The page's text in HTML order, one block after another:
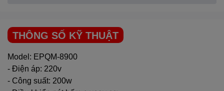
Dễ dàng vệ sinh và sửa chữa.
Máy làm mát không khí Empire 8900
Với những không gian rộng hơn nhưng vẫn muốn có nhu
cầu làm mát, thì Empire sẽ đưa ra cho bạn một giải pháp
tối ưu và hiệu quả trong sử dụng. Đó là máy làm mát
không khí Empire 8900 với công suất và bình chứa nước
THÔNG SỐ KỸ THUẬT
Model: EPQM-8900
- Điện áp: 220v
- Công suất: 200w